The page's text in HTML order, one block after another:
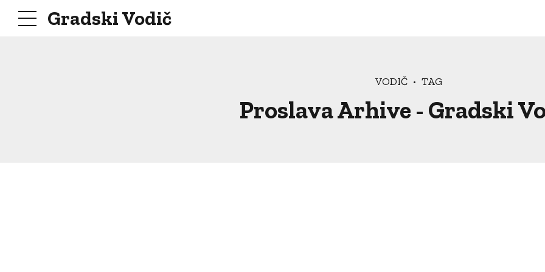
Gradski Vodič
VODIČ TAG
Proslava Arhive - Gradski